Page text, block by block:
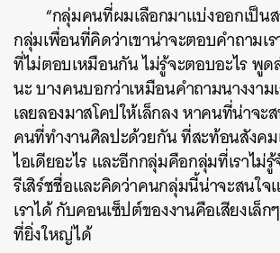
“กลุ่มคนที่ผมเลือกมาแบ่งออกเป็น
กลุ่มเพื่อนที่คิดว่าเขาน่าจะตอบคำถามเ
ที่ไม่ตอบเหมือนกัน ไม่รู้จะตอบอะไร พูด
นะ บางคนบอกว่าเหมือนคำถามนางงาม
เลยลองมาสโคปให้เล็กลง หาคนที่น่าจะ
คนที่ทำงานศิลปะด้วยกัน ที่สะท้อนสังคม
ไอเดียอะไร และอีกกลุ่มคือกลุ่มที่เราไม่รู้
รีเสิร์ชชื่อและคิดว่าคนกลุ่มนี้น่าจะสนใ
เราได้ กับคอนเซ็ปต์ของงานคือเสียงเล็
ที่ยิ่งใหญ่ได้